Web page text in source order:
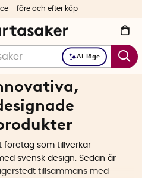
AI-läge
– före och efter köp
företag som tillverkar
svensk design. Sedan år
tillsammans med